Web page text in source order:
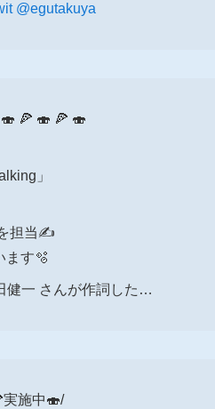
@egutakuya
🍕 🍣 🍕 🍣
」
担当✍️
ます🫧
健一 さんが作詞した…
実施中🍣/